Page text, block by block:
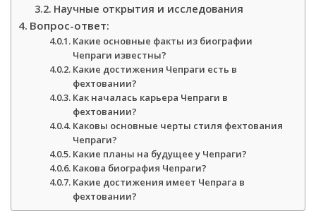
Научные открытия и исследования
Вопрос-ответ:
Какие основные факты из биографии
Чепраги известны?
Какие достижения Чепраги есть в
фехтовании?
Как началась карьера Чепраги в
фехтовании?
Каковы основные черты стиля фехтования
Чепраги?
Какие планы на будущее у Чепраги?
Какова биография Чепраги?
Какие достижения имеет Чепрага в
фехтовании?